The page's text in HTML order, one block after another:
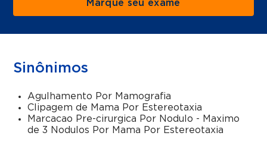
Marque seu exame
Sinônimos
Agulhamento Por Mamografia
Clipagem de Mama Por Estereotaxia
Marcacao Pre-cirurgica Por Nodulo - Maximo
de 3 Nodulos Por Mama Por Estereotaxia